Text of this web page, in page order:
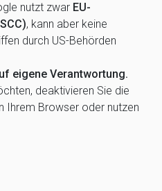
nutzt zwar EU-
, kann aber keine
durch US-Behörden
eigene Verantwortung.
deaktivieren Sie die
Ihrem Browser oder nutzen